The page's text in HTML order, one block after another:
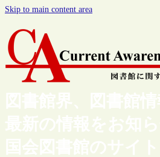
Skip to main content area
図書館界、図書館
最新の情報をお知
国会図書館のサイト